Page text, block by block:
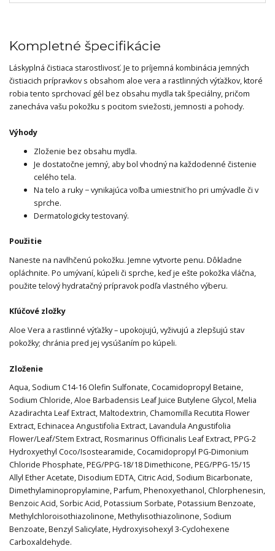
Kompletné špecifikácie
Láskyplná čistiaca starostlivosť. Je to príjemná kombinácia jemných
čistiacich prípravkov s obsahom aloe vera a rastlinných výťažkov, ktoré
robia tento sprchovací gél bez obsahu mydla tak špeciálny, pričom
zanecháva vašu pokožku s pocitom sviežosti, jemnosti a pohody.
Výhody
Zloženie bez obsahu mydla.
Je dostatočne jemný, aby bol vhodný na každodenné čistenie
celého tela.
Na telo a ruky − vynikajúca voľba umiestniť ho pri umývadle či v
sprche.
Dermatologicky testovaný.
Použitie
Naneste na navlhčenú pokožku. Jemne vytvorte penu. Dôkladne
opláchnite. Po umývaní, kúpeli či sprche, keď je ešte pokožka vláčna,
použite telový hydratačný prípravok podľa vlastného výberu.
Kľúčové zložky
Aloe Vera a rastlinné výťažky – upokojujú, vyživujú a zlepšujú stav
pokožky; chránia pred jej vysúšaním po kúpeli.
Zloženie
Aqua, Sodium C14-16 Olefin Sulfonate, Cocamidopropyl Betaine,
Sodium Chloride, Aloe Barbadensis Leaf Juice Butylene Glycol, Melia
Azadirachta Leaf Extract, Maltodextrin, Chamomilla Recutita Flower
Extract, Echinacea Angustifolia Extract, Lavandula Angustifolia
Flower/Leaf/Stem Extract, Rosmarinus Officinalis Leaf Extract, PPG-2
Hydroxyethyl Coco/Isostearamide, Cocamidopropyl PG-Dimonium
Chloride Phosphate, PEG/PPG-18/18 Dimethicone, PEG/PPG-15/15
Allyl Ether Acetate, Disodium EDTA, Citric Acid, Sodium Bicarbonate,
Dimethylaminopropylamine, Parfum, Phenoxyethanol, Chlorphenesin,
Benzoic Acid, Sorbic Acid, Potassium Sorbate, Potassium Benzoate,
Methylchloroisothiazolinone, Methylisothiazolinone, Sodium
Benzoate, Benzyl Salicylate, Hydroxyisohexyl 3-Cyclohexene
Carboxaldehyde.